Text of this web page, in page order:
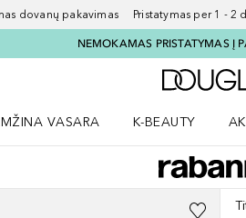
dovanų pakavimas Pristatymas per 1 - 2
NEMOKAMAS PRISTATYMAS Į
VASARA
K-BEAUTY